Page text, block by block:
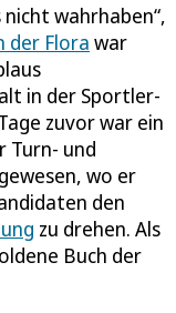
nicht wahrhaben“,
der Flora war
in der Sportler-
zuvor war ein
Turn- und
wo er
den
zu drehen. Als
Buch der